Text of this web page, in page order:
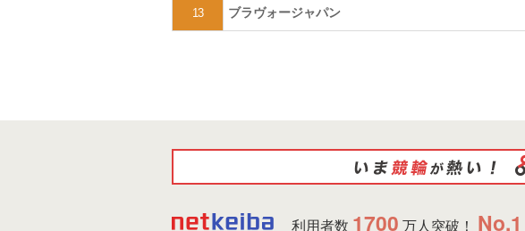
13 ブラヴォージャパン
利用者数 1700 万人突破！ No.1